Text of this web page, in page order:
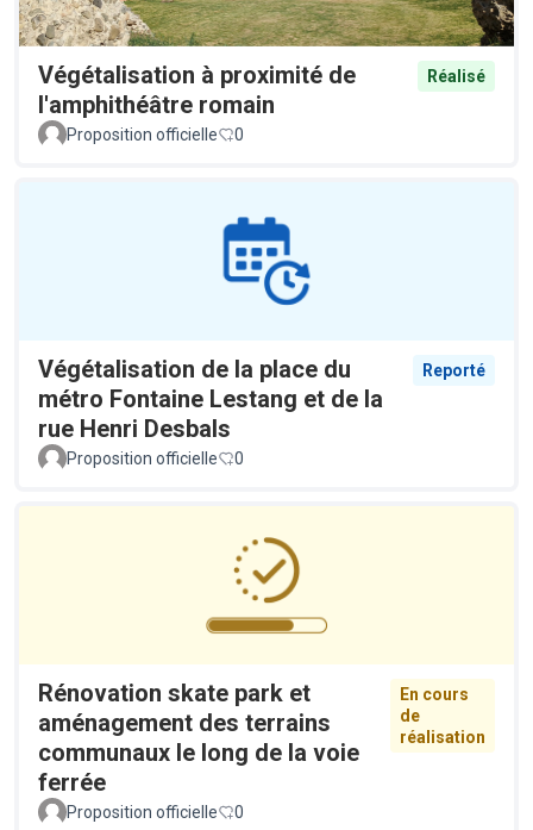
Végétalisation à proximité de
l'amphithéâtre romain
Réalisé
Proposition officielle 0
Végétalisation de la place du
métro Fontaine Lestang et de la
rue Henri Desbals
Reporté
Proposition officielle 0
Rénovation skate park et
aménagement des terrains
communaux le long de la voie
ferrée
En cours
de
réalisation
Proposition officielle 0